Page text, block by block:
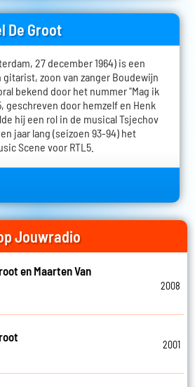
De Groot
27 december 1964) is een
gitarist, zoon van zanger Boudewijn
bekend door het nummer "Mag ik
geschreven door hemzelf en Henk
hij een rol in de musical Tsjechov
jaar lang (seizoen 93-94) het
Scene voor RTL5.
Jouwradio
en Maarten Van
2008
2001